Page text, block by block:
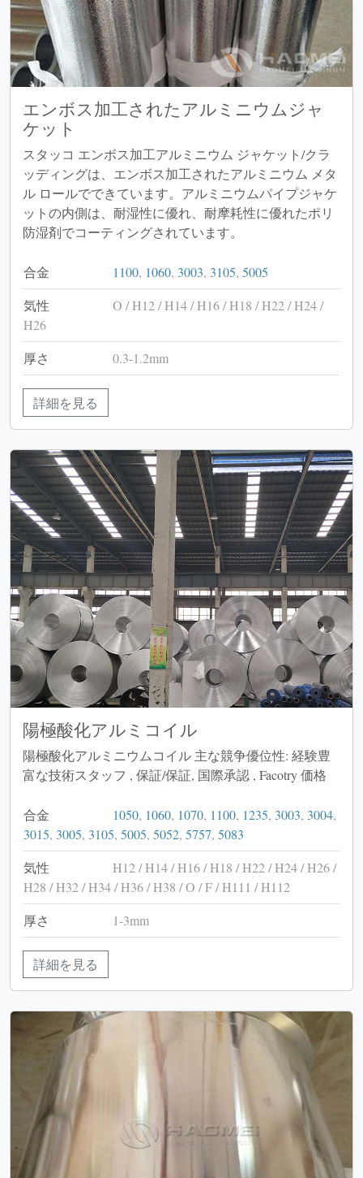
エンボス加工されたアルミニウムジャ
ケット
スタッコ エンボス加工アルミニウム ジャケット/クラ
ッディングは、エンボス加工されたアルミニウム メタ
ル ロールでできています。アルミニウムパイプジャケ
ットの内側は、耐湿性に優れ、耐摩耗性に優れたポリ
防湿剤でコーティングされています。
合金 1100, 1060, 3003, 3105, 5005
気性
O / H12 / H14 / H16 / H18 / H22 / H24 /
H26
厚さ
0.3-1.2mm
詳細を見る
陽極酸化アルミコイル
陽極酸化アルミニウムコイル 主な競争優位性: 経験豊
富な技術スタッフ , 保証/保証, 国際承認 , Facotry 価格
合金 1050, 1060, 1070, 1100, 1235, 3003, 3004,
3015, 3005, 3105, 5005, 5052, 5757, 5083
気性
H12 / H14 / H16 / H18 / H22 / H24 / H26 /
H28 / H32 / H34 / H36 / H38 / O / F / H111 / H112
厚さ
1-3mm
詳細を見る